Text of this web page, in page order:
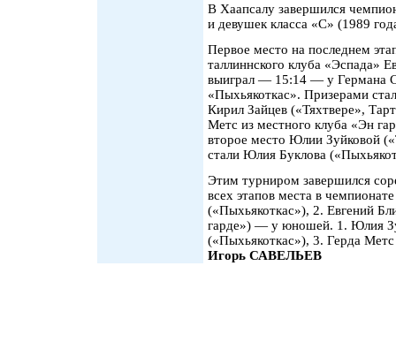
В Хаапсалу завершился
и девушек класса «С» (1989
Первое место на последнем
таллиннского клуба «Эспада»
выиграл — 15:14 — у Германа
«Пыхьякоткас». Призерами
Кирил Зайцев («Тяхтвере»,
Метс из местного клуба «Эн
второе место Юлии Зуйковой
стали Юлия Буклова
Этим турниром завершился
всех этапов места в
(«Пыхьякоткас»), 2. Евгений
гарде») — у юношей. 1. Юлия
(«Пыхьякоткас»), 3. Герда
Игорь САВЕЛЬЕВ